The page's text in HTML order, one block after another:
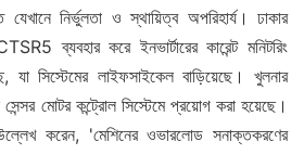
নির্ভুলতা ও স্থায়িত্ব অপরিহার্য। ঢাকার
ব্যবহার করে ইনভার্টারের কারেন্ট মনিটরিং
সিস্টেমের লাইফসাইকেল বাড়িয়েছে। খুলনার
সেন্সর মোটর কন্ট্রোল সিস্টেমে প্রয়োগ করা হয়েছে।
করেন, 'মেশিনের ওভারলোড সনাক্তকরণের